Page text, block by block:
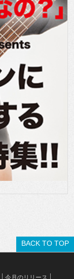
BACK TO TOP
今月のリリース